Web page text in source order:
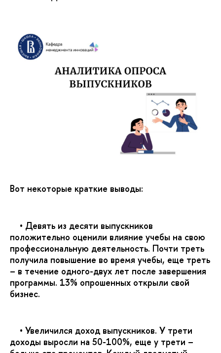
Вот некоторые краткие выводы:
• Девять из десяти выпускников
положительно оценили влияние учебы на свою
профессиональную деятельность. Почти треть
получила повышение во время учебы, еще треть
– в течение одного-двух лет после завершения
программы. 13% опрошенных открыли свой
бизнес.
• Увеличился доход выпускников. У трети
доходы выросли на 50-100%, еще у трети –